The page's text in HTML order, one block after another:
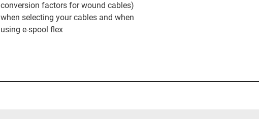
conversion factors for wound cables)
when selecting your cables and when
using e-spool flex